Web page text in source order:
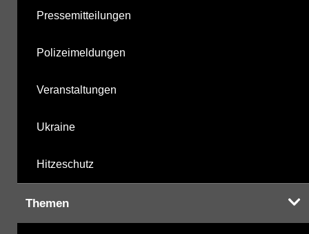
Pressemitteilungen
Polizeimeldungen
Veranstaltungen
Ukraine
Hitzeschutz
Themen